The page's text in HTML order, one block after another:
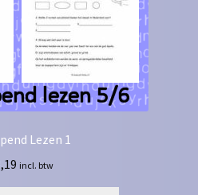
Lezen 1
incl. btw